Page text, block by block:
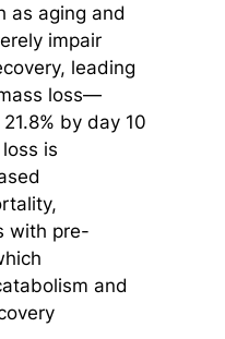
as aging and
impair
leading
loss—
by day 10
is
with pre-
and